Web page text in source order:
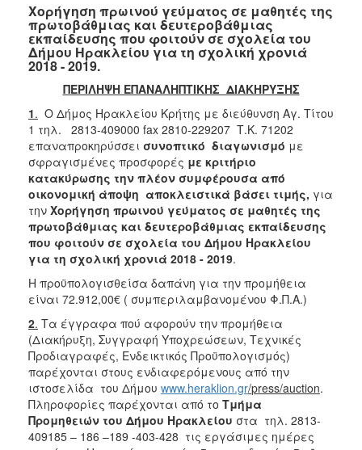
2023
2022
2021
2020
2019
2018
2017
2016
2015
2013
ΤΟΠΟΣ
ΠΟΛΙΤΙΣΜΟΣ
ΑΝΘΕΚΤΙΚΗ
ΠΟΛΗ
Χορήγηση πρωινού γεύματος σε μαθητές της
πρωτοβάθμιας και δευτεροβάθμιας
εκπαίδευσης που φοιτούν σε σχολεία του
Δήμου Ηρακλείου για τη σχολική χρονιά
2018 - 2019.
ΠΕΡΙΛΗΨΗ ΕΠΑΝΑΛΗΠΤΙΚΗΣ ΔΙΑΚΗΡΥΞΗΣ
1. Ο Δήμος Ηρακλείου Κρήτης με διεύθυνση Αγ. Τίτου
1 τηλ. 2813-409000 fax 2810-229207 Τ.Κ. 71202
επαναπροκηρύσσει συνοπτικό διαγωνισμό με
σφραγισμένες προσφορές με κριτήριο
κατακύρωσης την πλέον συμφέρουσα από
οικονομική άποψη αποκλειστικά βάσει τιμής, για
την Χορήγηση πρωινού γεύματος σε μαθητές της
πρωτοβάθμιας και δευτεροβάθμιας εκπαίδευσης
που φοιτούν σε σχολεία του Δήμου Ηρακλείου
για τη σχολική χρονιά 2018 - 2019.
Η προϋπολογισθείσα δαπάνη για την προμήθεια
είναι 72.912,00€ ( συμπεριλαμβανομένου Φ.Π.Α.)
2. Τα έγγραφα πού αφορούν την προμήθεια
(Διακήρυξη, Συγγραφή Υποχρεώσεων, Τεχνικές
Προδιαγραφές, Ενδεικτικός Προϋπολογισμός)
παρέχονται στους ενδιαφερόμενους από την
ιστοσελίδα του Δήμου www.heraklion.gr/press/auction.
Πληροφορίες παρέχονται από το Τμήμα
Προμηθειών του Δήμου Ηρακλείου στα τηλ. 2813-
409185 – 186 –189 -403-428 τις εργάσιμες ημέρες